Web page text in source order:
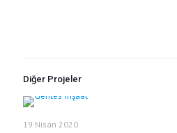
Diğer Projeler
19 Nisan 2020